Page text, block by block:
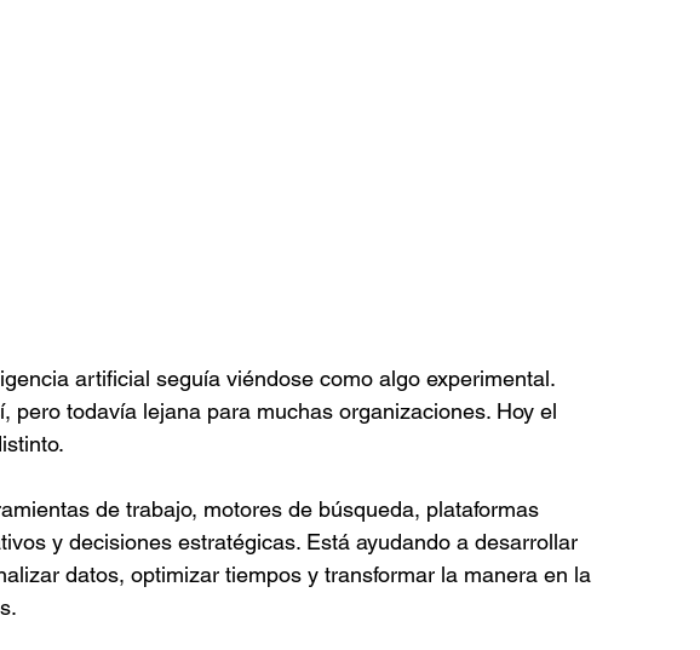
artificial seguía viéndose como algo experimental.
pero todavía lejana para muchas organizaciones. Hoy el
de trabajo, motores de búsqueda, plataformas
y decisiones estratégicas. Está ayudando a desarrollar
datos, optimizar tiempos y transformar la manera en la